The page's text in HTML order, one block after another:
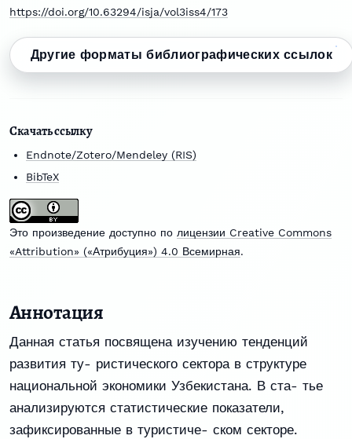
https://doi.org/10.63294/isja/vol3iss4/173
Другие форматы библиографических ссылок
Скачать ссылку
Endnote/Zotero/Mendeley (RIS)
BibTeX
Это произведение доступно по лицензии Creative Commons
«Attribution» («Атрибуция») 4.0 Всемирная.
Аннотация
Данная статья посвящена изучению тенденций
развития ту- ристического сектора в структуре
национальной экономики Узбекистана. В ста- тье
анализируются статистические показатели,
зафиксированные в туристиче- ском секторе.